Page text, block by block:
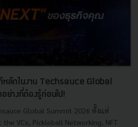
ทีหลักในงาน Techsauce Global
างที่ต้องรู้ก่อนไป!
Global Summit 2026 ตั้งแต่
VCs, Pickleball Networking, NFT